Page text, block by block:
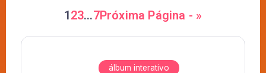
123…7Próxima Página - »
álbum interativo